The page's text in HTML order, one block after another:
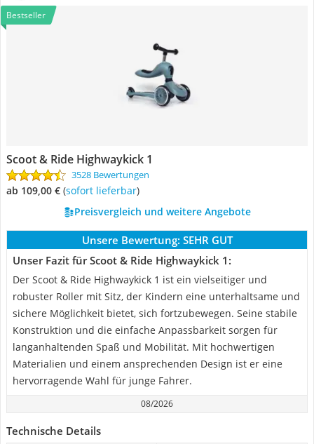
Bestseller
Scoot & Ride Highwaykick 1
3528 Bewertungen
ab 109,00 € ( Sofort lieferbar)
Preisvergleich und weitere Angebote
Unsere Bewertung: SEHR GUT
Unser Fazit für Scoot & Ride Highwaykick 1:
Der Scoot & Ride Highwaykick 1 ist ein vielseitiger und
robuster Roller mit Sitz, der Kindern eine unterhaltsame und
sichere Möglichkeit bietet, sich fortzubewegen. Seine stabile
Konstruktion und die einfache Anpassbarkeit sorgen für
langanhaltenden Spaß und Mobilität. Mit hochwertigen
Materialien und einem ansprechenden Design ist er eine
hervorragende Wahl für junge Fahrer.
08/2026
Technische Details